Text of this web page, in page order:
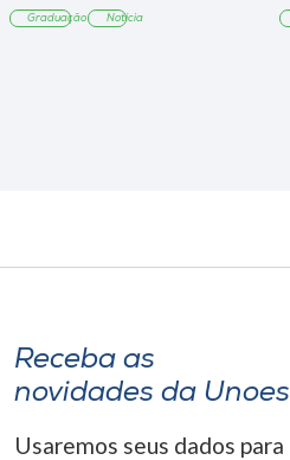
Graduação Notícia
Receba as
novidades da
Usaremos seus dados